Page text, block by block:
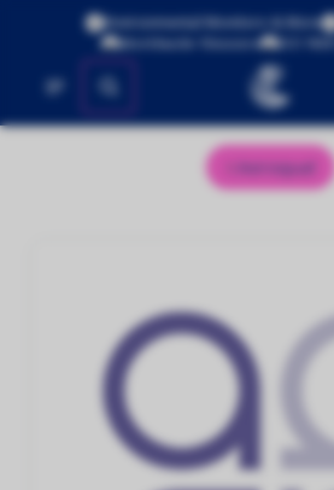
Environmental Monitors & More
Worldwide Shipping
ISO
No se encontraron
Aeroqual